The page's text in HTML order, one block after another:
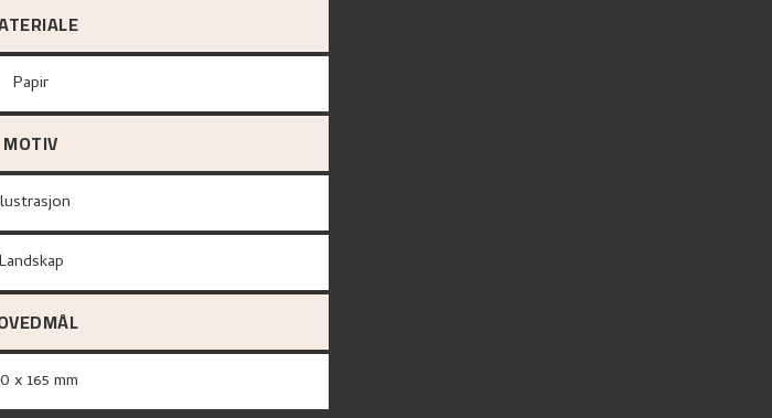
papir
MOTIV
Landskap
x 165 mm